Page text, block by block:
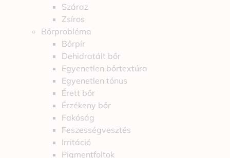
Száraz
Zsíros
Bőrprobléma
Bőrpír
Dehidratált bőr
Egyenetlen bőrtextúra
Egyenetlen tónus
Érett bőr
Érzékeny bőr
Fakóság
Feszességvesztés
Irritáció
Pigmentfoltok